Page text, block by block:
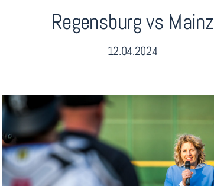
Regensburg vs Mainz
12.04.2024